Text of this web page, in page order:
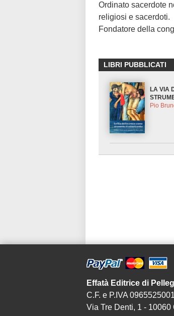
Ordinato sacerdote
religiosi e sacerdoti.
Fondatore della
LIBRI PUBBLICATI
LA VIA
Pio
Effatà Editrice di
C.F. e P.IVA
Via Tre Denti, 1 - 10060